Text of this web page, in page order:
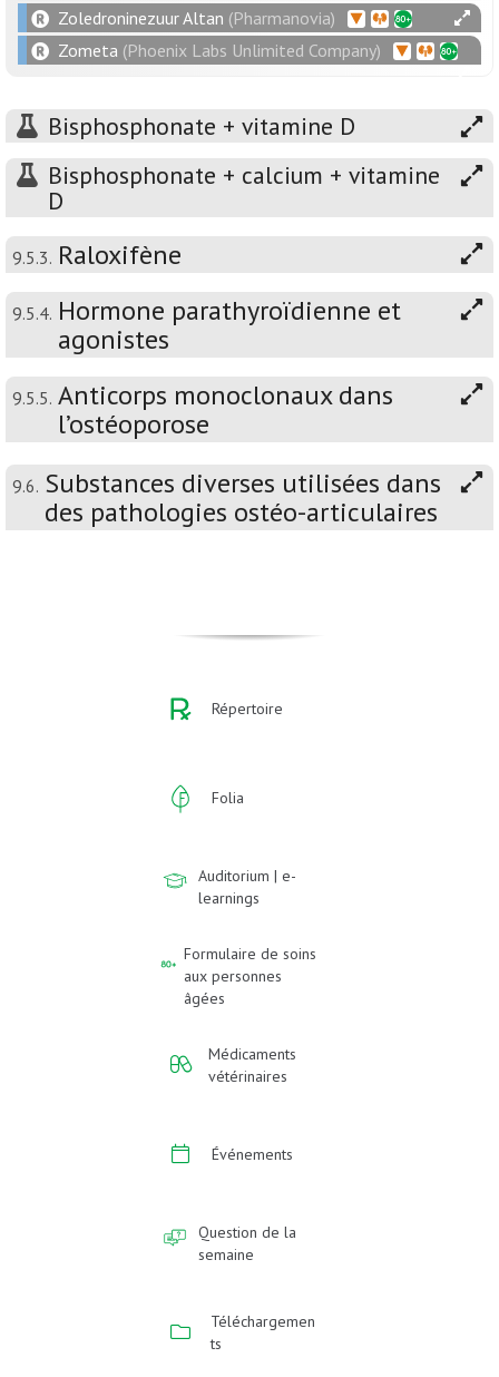
Zoledroninezuur Altan (Pharmanovia)
Zometa (Phoenix Labs Unlimited Company)
Bisphosphonate + vitamine D
Bisphosphonate + calcium + vitamine
D
9.5.3. Raloxifène
9.5.4. Hormone parathyroïdienne et
agonistes
9.5.5. Anticorps monoclonaux dans
l’ostéoporose
9.6. Substances diverses utilisées dans
des pathologies ostéo-articulaires
Répertoire
Folia
Auditorium | e-
learnings
Formulaire de soins
aux personnes
âgées
Médicaments
vétérinaires
Événements
Question de la
semaine
Téléchargemen
ts